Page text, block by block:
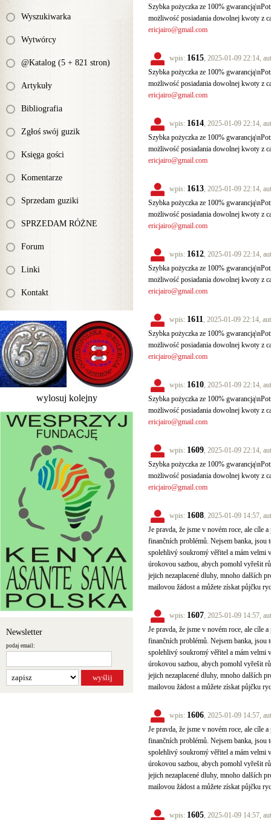
Wyszukiwarka
Wytwórcy
@Katalog (5 + 821 stron)
Artykuły
Bibliografia
Zgłoś swój guzik
Księga gości
Komentarze
Sprzedam guziki
SPRZEDAM RÓŻNE
Forum
Linki
Kontakt
wylosuj kolejny
Newsletter
podaj email:
Szybka pożyczka ze 100%
możliwość posiadania dowolnej kwoty z
ericjairo@gmail.com
wpis: 1615, 2025-01-09 22:14,
Szybka pożyczka ze 100%
możliwość posiadania dowolnej kwoty z
ericjairo@gmail.com
wpis: 1614, 2025-01-09 22:14,
Szybka pożyczka ze 100%
możliwość posiadania dowolnej kwoty z
ericjairo@gmail.com
wpis: 1613, 2025-01-09 22:14,
Szybka pożyczka ze 100%
możliwość posiadania dowolnej kwoty z
ericjairo@gmail.com
wpis: 1612, 2025-01-09 22:14,
Szybka pożyczka ze 100%
możliwość posiadania dowolnej kwoty z
ericjairo@gmail.com
wpis: 1611, 2025-01-09 22:14,
Szybka pożyczka ze 100%
możliwość posiadania dowolnej kwoty z
ericjairo@gmail.com
wpis: 1610, 2025-01-09 22:14,
Szybka pożyczka ze 100%
możliwość posiadania dowolnej kwoty z
ericjairo@gmail.com
wpis: 1609, 2025-01-09 22:14,
Szybka pożyczka ze 100%
możliwość posiadania dowolnej kwoty z
ericjairo@gmail.com
wpis: 1608, 2025-01-09 14:57,
Je pravda, že jsme v novém roce, ale cíle
finančních problémů. Nejsem banka, jsou
spolehlivý soukromý věřitel a mám velmi
úrokovou sazbou, abych pomohl vyřešit
jejich nezaplacené dluhy, mnoho dalších
mailovou žádost a můžete získat půjčku
wpis: 1607, 2025-01-09 14:57,
Je pravda, že jsme v novém roce, ale cíle
finančních problémů. Nejsem banka, jsou
spolehlivý soukromý věřitel a mám velmi
úrokovou sazbou, abych pomohl vyřešit
jejich nezaplacené dluhy, mnoho dalších
mailovou žádost a můžete získat půjčku
wpis: 1606, 2025-01-09 14:57,
Je pravda, že jsme v novém roce, ale cíle
finančních problémů. Nejsem banka, jsou
spolehlivý soukromý věřitel a mám velmi
úrokovou sazbou, abych pomohl vyřešit
jejich nezaplacené dluhy, mnoho dalších
mailovou žádost a můžete získat půjčku
wpis: 1605, 2025-01-09 14:57,